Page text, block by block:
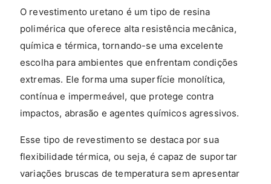
O revestimento uretano é um tipo de resina
polimérica que oferece alta resistência mecânica,
química e térmica, tornando-se uma excelente
escolha para ambientes que enfrentam condições
extremas. Ele forma uma superfície monolítica,
contínua e impermeável, que protege contra
impactos, abrasão e agentes químicos agressivos.
Esse tipo de revestimento se destaca por sua
flexibilidade térmica, ou seja, é capaz de suportar
variações bruscas de temperatura sem apresentar